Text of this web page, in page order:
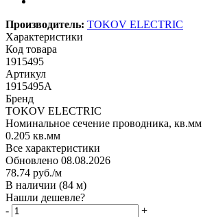
Производитель: TOKOV ELECTRIC
Характеристики
Код товара
1915495
Артикул
1915495А
Бренд
TOKOV ELECTRIC
Номинальное сечение проводника, кв.мм
0.205 кв.мм
Все характеристики
Обновлено 08.08.2026
78.74 руб./м
В наличии (84 м)
Нашли дешевле?
-
+